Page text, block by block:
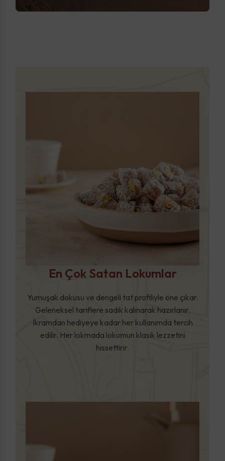
En Çok Satan Lokumlar
Yumuşak dokusu ve dengeli tat profiliyle öne çıkar.
Geleneksel tariflere sadık kalınarak hazırlanır.
İkramdan hediyeye kadar her kullanımda tercih
edilir. Her lokmada lokumun klasik lezzetini
hissettirir.